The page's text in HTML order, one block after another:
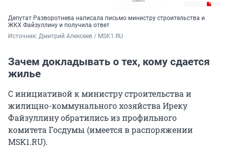
Депутат Разворотнева написала письмо министру строительства и
ЖКХ Файзуллину и получила ответ
Источник: Дмитрий Алексеев / MSK1.RU
Зачем докладывать о тех, кому сдается
жилье
С инициативой к министру строительства и
жилищно-коммунального хозяйства Иреку
Файзуллину обратились из профильного
комитета Госдумы (имеется в распоряжении
MSK1.RU).